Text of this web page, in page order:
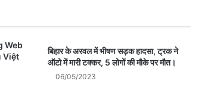
Web
Việt
बिहार के अरवल में भीषण सड़क हादसा, ट्रक ने
ऑटो में मारी टक्कर, 5 लोगों की मौके पर मौत।
06/05/2023